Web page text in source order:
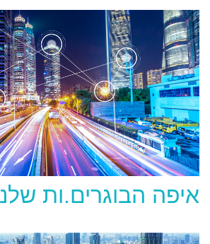
איפה הבוגרים.ות